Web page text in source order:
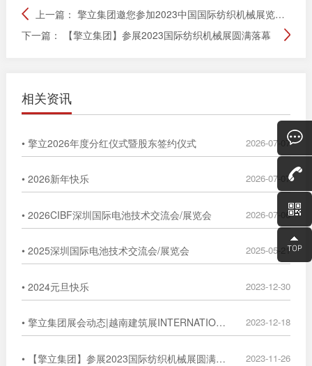
上一篇： 擎立集团邀您参加2023中国国际纺织机械展览会暨ITMA亚洲展览会
下一篇：
【擎立集团】参展2023国际纺织机械展圆满落幕
相关资讯
• 擎立2026年度分红仪式暨股东签约仪式 2026-07-07
• 2026新年快乐 2026-07-07
• 2026CIBF深圳国际电池技术交流会/展览会 2026-07-06
• 2025深圳国际电池技术交流会/展览会 2025-05-21
• 2024元旦快乐 2023-12-30
• 擎立集团展会动态|越南建筑展INTERNATIONAL EXHIBITION 2023-12-18
• 【擎立集团】参展2023国际纺织机械展圆满落幕 2023-11-26